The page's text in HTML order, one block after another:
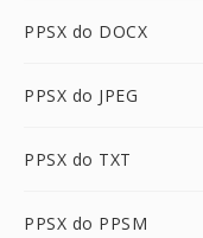
PPSX do DOCX
PPSX do JPEG
PPSX do TXT
PPSX do PPSM